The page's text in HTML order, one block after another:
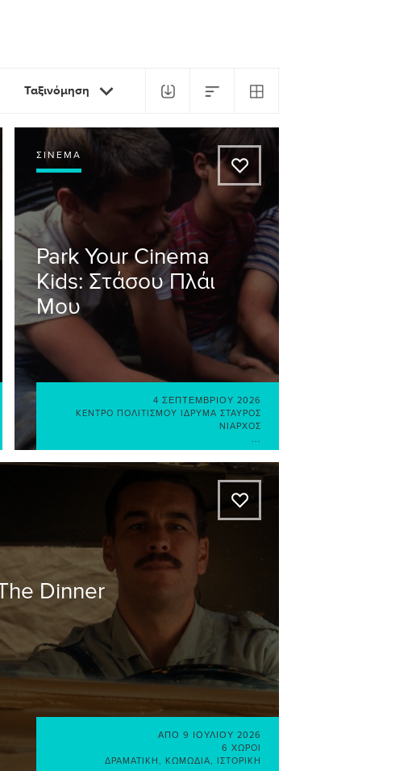
Ταξινόμηση
ΣΙΝΕΜΆ
A
Park Your Cinema
Kids: Στάσου Πλάι
Μου
4 ΣΕΠΤΕΜΒΡΊΟΥ 2026
ΚΈΝΤΡΟ ΠΟΛΙΤΙΣΜΟΎ ΊΔΡΥΜΑ ΣΤΑΎΡΟΣ
ΝΙΆΡΧΟΣ
A
Dinner
ΑΠΌ 9 ΙΟΥΛΊΟΥ 2026
6 ΧΏΡΟΙ
ΔΡΑΜΑΤΙΚΉ
ΚΩΜΩΔΊΑ ΙΣΤΟΡΙΚΉ